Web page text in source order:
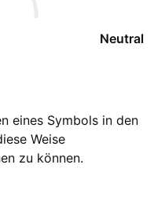
Neutral
eines Symbols in den
Weise
zu können.